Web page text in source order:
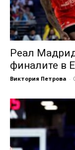
Реал
финалите в
Виктория Петрова -